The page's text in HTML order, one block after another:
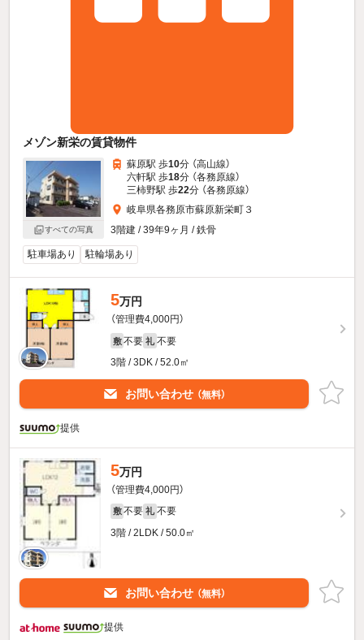
メゾン新栄の賃貸物件
すべての写真
蘇原駅 歩10分 （高山線）
六軒駅 歩18分 （各務原線）
三柿野駅 歩22分 （各務原線）
岐阜県各務原市蘇原新栄町３
3階建 / 39年9ヶ月 / 鉄骨
駐車場あり 駐輪場あり
5万円
（管理費4,000円）
敷 不要 礼 不要
3階 / 3DK / 52.0㎡
お問い合わせ （無料）
提供
5万円
（管理費4,000円）
敷 不要 礼 不要
3階 / 2LDK / 50.0㎡
お問い合わせ （無料）
提供